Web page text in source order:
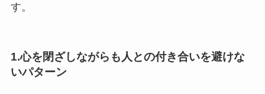
す。
1.心を閉ざしながらも人との付き合いを避けな
いパターン